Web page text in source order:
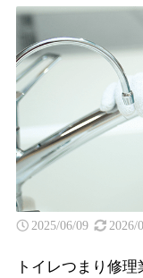
2025/06/09 2026/
トイレつまり修